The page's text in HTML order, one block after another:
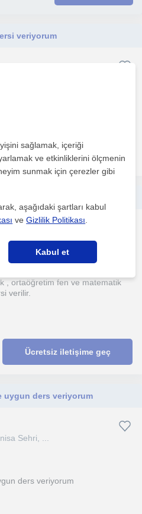
veriyorum
Ücretsiz iletişime geç
Sehri
, ortaöğretim fen ve matematik
verilir.
Ücretsiz iletişime geç
uygun ders veriyorum
Sehri, ...
ders veriyorum
sağlamak, içeriği
ve etkinliklerini ölçmenin
sunmak için çerezler gibi
aşağıdaki şartları kabul
veGizlilik Politikası
Kabul et